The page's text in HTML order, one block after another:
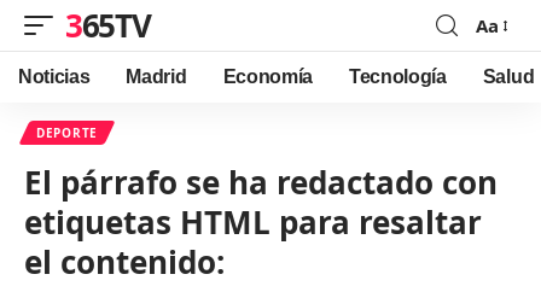
365TV
Font
Resizer
Aa
Noticias Madrid Economía Tecnología Salud
DEPORTE
El párrafo se ha redactado con
etiquetas HTML para resaltar
el contenido: